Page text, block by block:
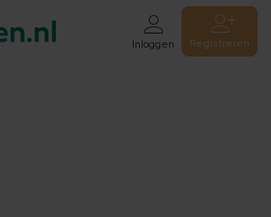
Inloggen Registreren